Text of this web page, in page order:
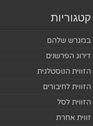
קטגוריות
במגרש שלהם
דירוג הפרשנים
הזווית הנוסטלגית
הזווית לחיבורים
הזווית לסל
זווית אחרת